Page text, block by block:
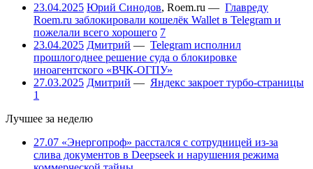
23.04.2025 Юрий Синодов, Roem.ru — Главреду
Roem.ru заблокировали кошелёк Wallet в Telegram и
пожелали всего хорошего 7
23.04.2025 Дмитрий — Telegram исполнил
прошлогоднее решение суда о блокировке
иноагентского «ВЧК-ОГПУ»
27.03.2025 Дмитрий — Яндекс закроет турбо-страницы
1
Лучшее за неделю
27.07 «Энергопроф» расстался с сотрудницей из-за
слива документов в Deepseek и нарушения режима